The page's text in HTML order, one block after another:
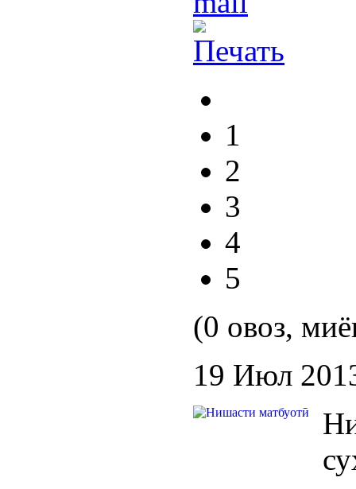
1
2
3
4
5
(0 овоз,
19 Июл